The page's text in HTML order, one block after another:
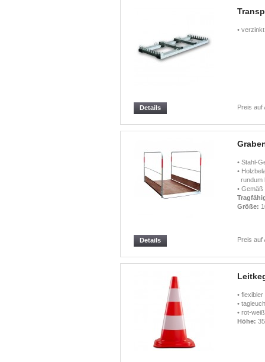
•
Preis auf
Details
• Stahl-
•
rundum
• Gemäß
Größe:
Preis auf
Details
•
•
• rot-weiß
Höhe: